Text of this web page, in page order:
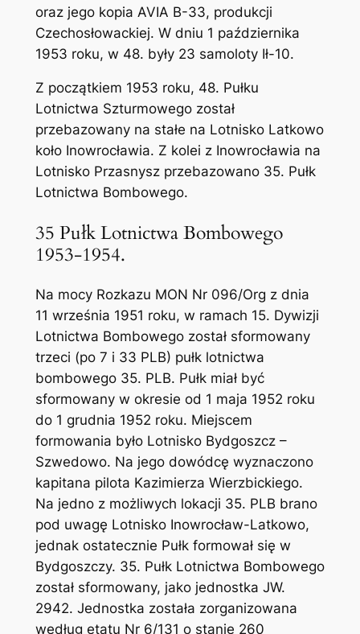
oraz jego kopia AVIA B-33, produkcji
Czechosłowackiej. W dniu 1 października
1953 roku, w 48. były 23 samoloty Ił-10.
Z początkiem 1953 roku, 48. Pułku
Lotnictwa Szturmowego został
przebazowany na stałe na Lotnisko Latkowo
koło Inowrocławia. Z kolei z Inowrocławia na
Lotnisko Przasnysz przebazowano 35. Pułk
Lotnictwa Bombowego.
35 Pułk Lotnictwa Bombowego
1953-1954.
Na mocy Rozkazu MON Nr 096/Org z dnia
11 września 1951 roku, w ramach 15. Dywizji
Lotnictwa Bombowego został sformowany
trzeci (po 7 i 33 PLB) pułk lotnictwa
bombowego 35. PLB. Pułk miał być
sformowany w okresie od 1 maja 1952 roku
do 1 grudnia 1952 roku. Miejscem
formowania było Lotnisko Bydgoszcz –
Szwedowo. Na jego dowódcę wyznaczono
kapitana pilota Kazimierza Wierzbickiego.
Na jedno z możliwych lokacji 35. PLB brano
pod uwagę Lotnisko Inowrocław-Latkowo,
jednak ostatecznie Pułk formował się w
Bydgoszczy. 35. Pułk Lotnictwa Bombowego
został sformowany, jako jednostka JW.
2942. Jednostka została zorganizowana
według etatu Nr 6/131 o stanie 260